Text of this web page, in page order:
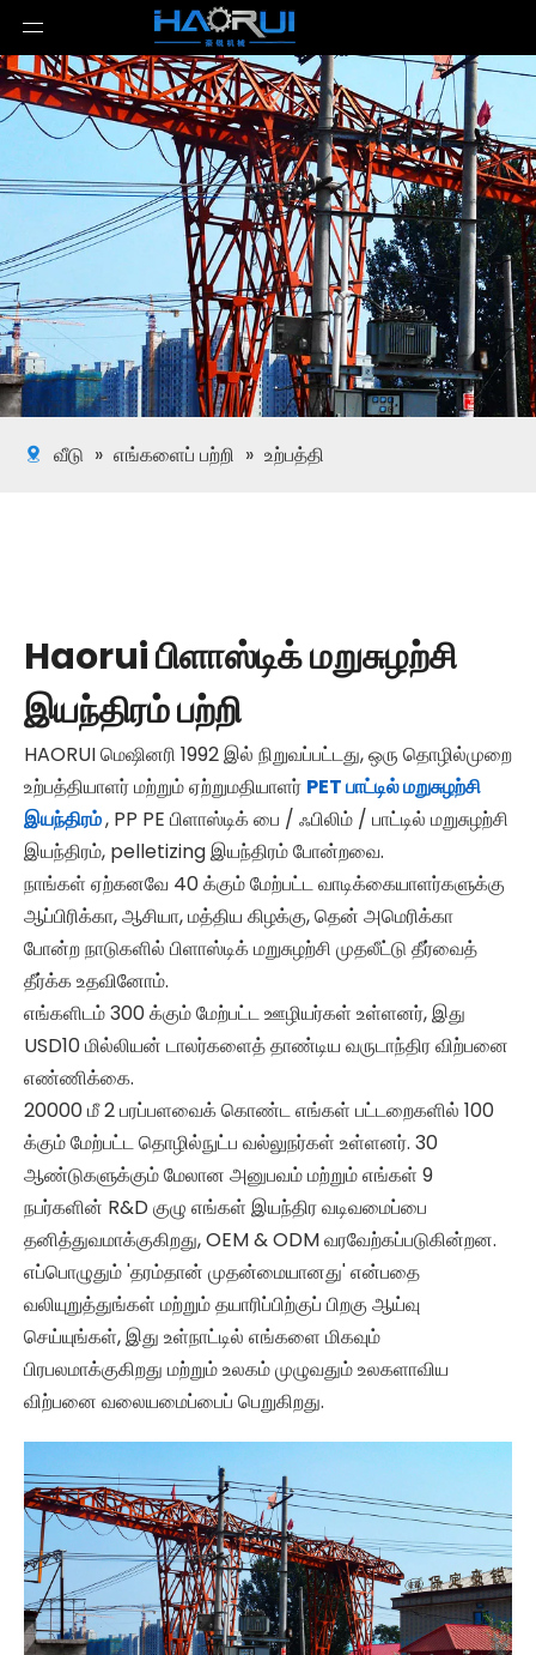
வீடு » எங்களைப் பற்றி » உற்பத்தி
Haorui பிளாஸ்டிக் மறுசுழற்சி
இயந்திரம் பற்றி
HAORUI மெஷினரி 1992 இல் நிறுவப்பட்டது, ஒரு தொழில்முறை
உற்பத்தியாளர் மற்றும் ஏற்றுமதியாளர் PET பாட்டில் மறுசுழற்சி
இயந்திரம், PP PE பிளாஸ்டிக் பை / ஃபிலிம் / பாட்டில் மறுசுழற்சி
இயந்திரம், pelletizing இயந்திரம் போன்றவை.
நாங்கள் ஏற்கனவே 40 க்கும் மேற்பட்ட வாடிக்கையாளர்களுக்கு
ஆப்பிரிக்கா, ஆசியா, மத்திய கிழக்கு, தென் அமெரிக்கா
போன்ற நாடுகளில் பிளாஸ்டிக் மறுசுழற்சி முதலீட்டு தீர்வைத்
தீர்க்க உதவினோம்.
எங்களிடம் 300 க்கும் மேற்பட்ட ஊழியர்கள் உள்ளனர், இது
USD10 மில்லியன் டாலர்களைத் தாண்டிய வருடாந்திர விற்பனை
எண்ணிக்கை.
20000 மீ 2 பரப்பளவைக் கொண்ட எங்கள் பட்டறைகளில் 100
க்கும் மேற்பட்ட தொழில்நுட்ப வல்லுநர்கள் உள்ளனர். 30
ஆண்டுகளுக்கும் மேலான அனுபவம் மற்றும் எங்கள் 9
நபர்களின் R&D குழு எங்கள் இயந்திர வடிவமைப்பை
தனித்துவமாக்குகிறது, OEM & ODM வரவேற்கப்படுகின்றன.
எப்பொழுதும் 'தரம்தான் முதன்மையானது' என்பதை
வலியுறுத்துங்கள் மற்றும் தயாரிப்பிற்குப் பிறகு ஆய்வு
செய்யுங்கள், இது உள்நாட்டில் எங்களை மிகவும்
பிரபலமாக்குகிறது மற்றும் உலகம் முழுவதும் உலகளாவிய
விற்பனை வலையமைப்பைப் பெறுகிறது.